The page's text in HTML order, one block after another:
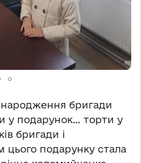
народження бригади
у подарунок… торти у
бригади і
цього подарунку стала